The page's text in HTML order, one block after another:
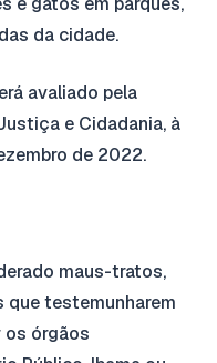
da cidade.
avaliado pela
e Cidadania, à
de 2022.
maus-tratos,
que testemunharem
os órgãos